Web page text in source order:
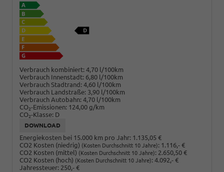
Verbrauch kombiniert: 4,70 l/100km
Verbrauch Innenstadt: 6,80 l/100km
Verbrauch Stadtrand: 4,60 l/100km
Verbrauch Landstraße: 3,90 l/100km
Verbrauch Autobahn: 4,70 l/100km
CO2-Emissionen: 124,00 g/km
CO2-Klasse: D
DOWNLOAD
Energiekosten bei 15.000 km pro Jahr: 1.135,05 €
CO2 Kosten (niedrig) (Kosten Durchschnitt 10 Jahre): 1.116,- €
CO2 Kosten (mittel) (Kosten Durchschnitt 10 Jahre): 2.650,50 €
CO2 Kosten (hoch) (Kosten Durchschnitt 10 Jahre): 4.092,- €
Jahressteuer: 250,- €